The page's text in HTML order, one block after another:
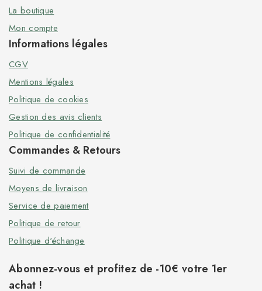
La boutique
Mon compte
Informations légales
CGV
Mentions légales
Politique de cookies
Gestion des avis clients
Politique de confidentialité
Commandes & Retours
Suivi de commande
Moyens de livraison
Service de paiement
Politique de retour
Politique d'échange
Abonnez-vous et profitez de -10€ votre 1er
achat !